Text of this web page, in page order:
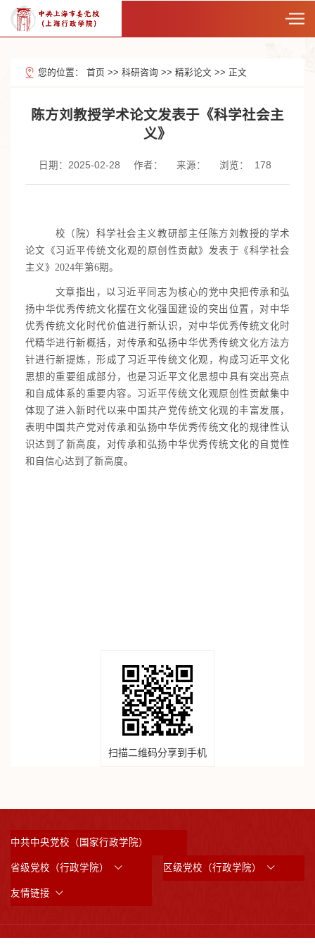
您的位置： 首页 >> 科研咨询 >> 精彩论文>> 正文
陈方刘教授学术论文发表于《科学社会主
义》
日期：2025-02-28 作者： 来源： 浏览： 178
校（院） 科学社会主义教研部主任陈方刘教授的学术
论文《习近平传统文化观的原创性贡献》发表于《科学社会
主义》2024年第6期。
文章指出，以习近平同志为核心的党中央把传承和弘
扬中华优秀传统文化摆在文化强国建设的突出位置，对中华
优秀传统文化时代价值进行新认识，对中华优秀传统文化时
代精华进行新概括，对传承和弘扬中华优秀传统文化方法方
针进行新提炼，形成了习近平传统文化观，构成习近平文化
思想的重要组成部分，也是习近平文化思想中具有突出亮点
和自成体系的重要内容。习近平传统文化观原创性贡献集中
体现了进入新时代以来中国共产党传统文化观的丰富发展，
表明中国共产党对传承和弘扬中华优秀传统文化的规律性认
识达到了新高度，对传承和弘扬中华优秀传统文化的自觉性
和自信心达到了新高度。
扫描二维码分享到手机
中共中央党校（国家行政学院）
省级党校（行政学院） 区级党校（行政学院）
友情链接